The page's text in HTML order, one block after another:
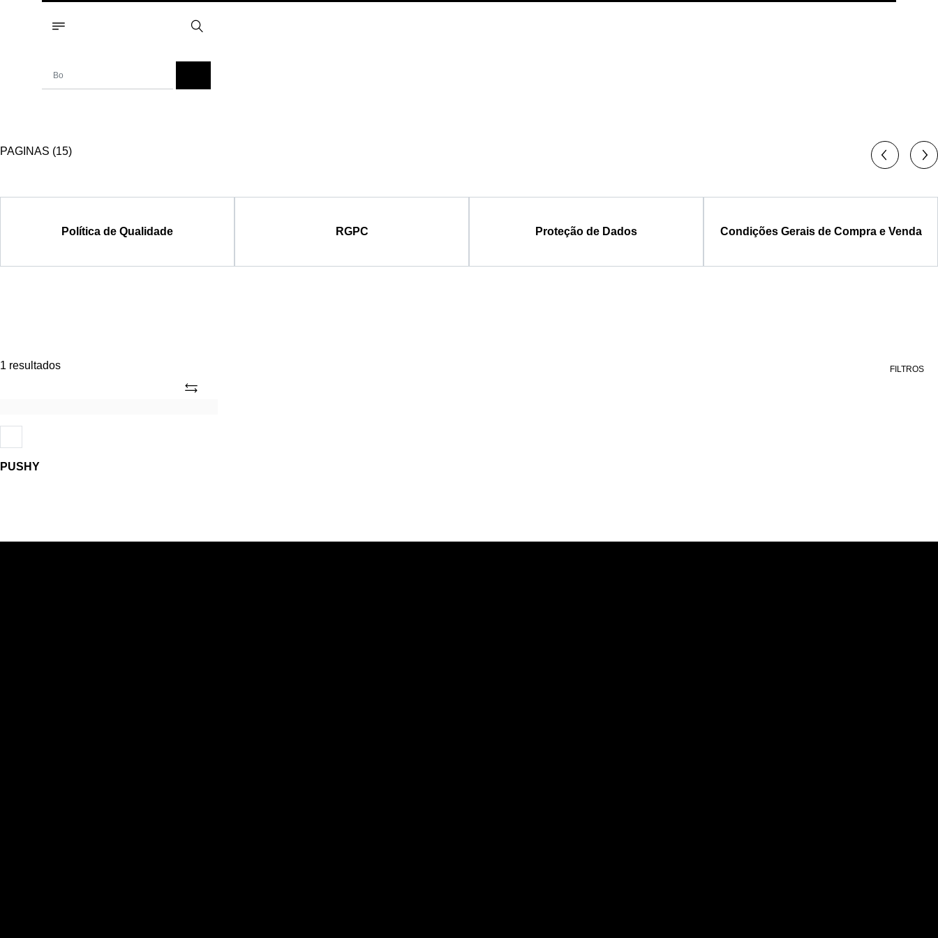
PAGINAS (15)
Política de Qualidade RGPC Proteção de Dados Condições Gerais de Compra e Venda
1 resultados FILTROS
Adicionar
PUSHY